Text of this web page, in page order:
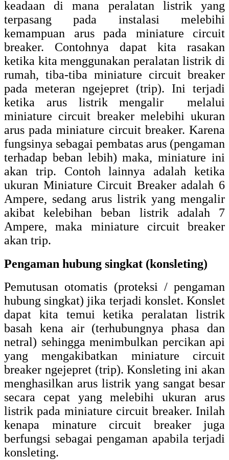
keadaan di mana peralatan listrik yang
terpasang pada instalasi melebihi
kemampuan arus pada miniature circuit
breaker. Contohnya dapat kita rasakan
ketika kita menggunakan peralatan listrik di
rumah, tiba-tiba miniature circuit breaker
pada meteran ngejepret (trip). Ini terjadi
ketika arus listrik mengalir melalui
miniature circuit breaker melebihi ukuran
arus pada miniature circuit breaker. Karena
fungsinya sebagai pembatas arus (pengaman
terhadap beban lebih) maka, miniature ini
akan trip. Contoh lainnya adalah ketika
ukuran Miniature Circuit Breaker adalah 6
Ampere, sedang arus listrik yang mengalir
akibat kelebihan beban listrik adalah 7
Ampere, maka miniature circuit breaker
akan trip.
Pengaman hubung singkat (konsleting)
Pemutusan otomatis (proteksi / pengaman
hubung singkat) jika terjadi konslet. Konslet
dapat kita temui ketika peralatan listrik
basah kena air (terhubungnya phasa dan
netral) sehingga menimbulkan percikan api
yang mengakibatkan miniature circuit
breaker ngejepret (trip). Konsleting ini akan
menghasilkan arus listrik yang sangat besar
secara cepat yang melebihi ukuran arus
listrik pada miniature circuit breaker. Inilah
kenapa minature circuit breaker juga
berfungsi sebagai pengaman apabila terjadi
konsleting.